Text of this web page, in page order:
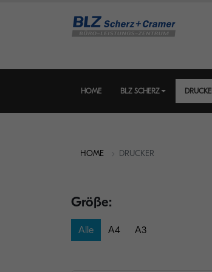
HOME BLZ SCHERZ
HOME DRUCKER
Größe:
Alle A4 A3